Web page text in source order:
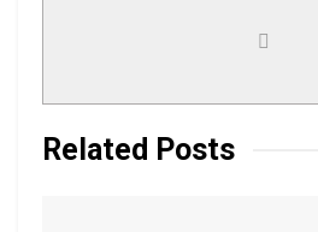
Related Posts